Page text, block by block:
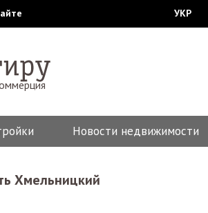
УКР
Новости недвижимости
Хмельницкий